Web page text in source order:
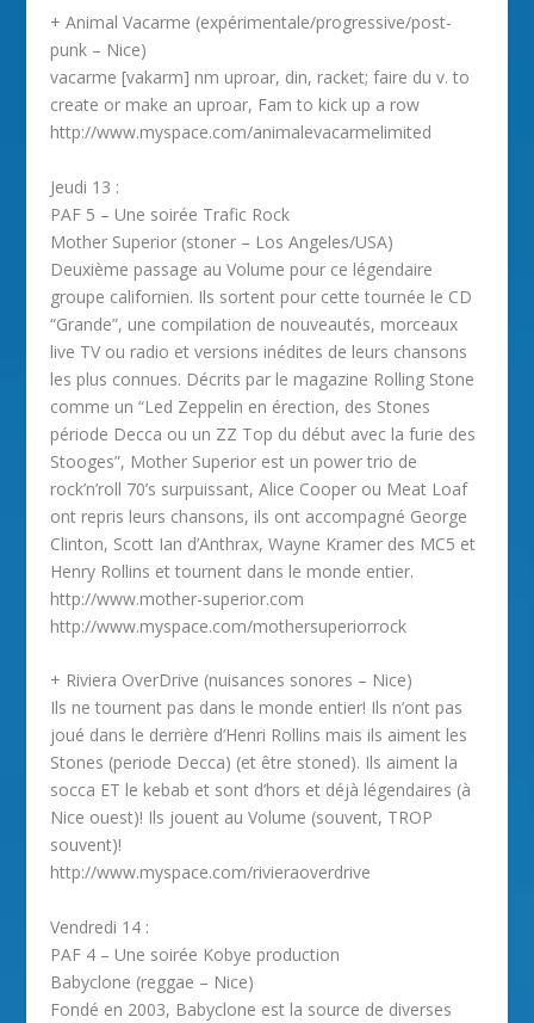
+ Animal Vacarme (expérimentale/progressive/post-
punk – Nice)
vacarme [vakarm] nm uproar, din, racket; faire du v. to
create or make an uproar, Fam to kick up a row
http://www.myspace.com/animalevacarmelimited
Jeudi 13 :
PAF 5 – Une soirée Trafic Rock
Mother Superior (stoner – Los Angeles/USA)
Deuxième passage au Volume pour ce légendaire
groupe californien. Ils sortent pour cette tournée le CD
“Grande”, une compilation de nouveautés, morceaux
live TV ou radio et versions inédites de leurs chansons
les plus connues. Décrits par le magazine Rolling Stone
comme un “Led Zeppelin en érection, des Stones
période Decca ou un ZZ Top du début avec la furie des
Stooges”, Mother Superior est un power trio de
rock’n’roll 70’s surpuissant, Alice Cooper ou Meat Loaf
ont repris leurs chansons, ils ont accompagné George
Clinton, Scott Ian d’Anthrax, Wayne Kramer des MC5 et
Henry Rollins et tournent dans le monde entier.
http://www.mother-superior.com
http://www.myspace.com/mothersuperiorrock
+ Riviera OverDrive (nuisances sonores – Nice)
Ils ne tournent pas dans le monde entier! Ils n’ont pas
joué dans le derrière d’Henri Rollins mais ils aiment les
Stones (periode Decca) (et être stoned). Ils aiment la
socca ET le kebab et sont d’hors et déjà légendaires (à
Nice ouest)! Ils jouent au Volume (souvent, TROP
souvent)!
http://www.myspace.com/rivieraoverdrive
Vendredi 14 :
PAF 4 – Une soirée Kobye production
Babyclone (reggae – Nice)
Fondé en 2003, Babyclone est la source de diverses